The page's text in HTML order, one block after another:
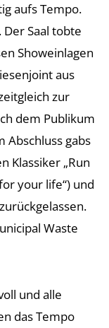
aufs Tempo.
Saal tobte
Showeinlagen
aus
zur
dem Publikum
Abschluss gabs
Klassiker „Run
your life“) und
Waste
und alle
das Tempo